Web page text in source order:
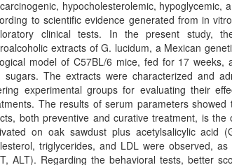
hypocholesterolemic, hypoglycemic,
to scientific evidence generated from in
clinical tests. In the present study,
extracts of G. lucidum, a Mexican
model of C57BL/6 mice, fed for 17 weeks,
sugars. The extracts were characterized and
experimental groups for evaluating their
The results of serum parameters
both preventive and curative treatment, is
on oak sawdust plus acetylsalicylic acid
triglycerides, and LDL were observed,
ALT). Regarding the behavioral tests, better